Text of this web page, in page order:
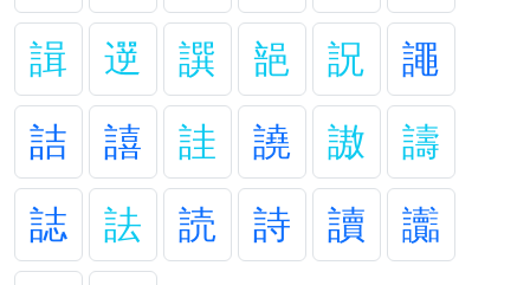
諿
遻 譔 郶 詋
譝
詰
譆 詿 譊 謸
譸
誌
詓 読 詩 讀
讟